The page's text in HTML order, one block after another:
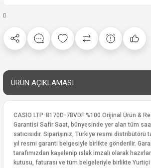
ÜRÜN AÇIKLAMASI
CASIO LTP-B170D-7BVDF %100 Orijinal Ürün &
Garantisi Safir Saat, bünyesinde yer alan tüm
satıcısıdır. Siparişiniz, Türkiye resmi distribütörü
yıl resmi garanti belgesiyle birlikte gönderilir.
tarafımızdan kaşelenip ıslak imzalı olarak
kutusu, faturası ve tüm belgeleriyle birlikte